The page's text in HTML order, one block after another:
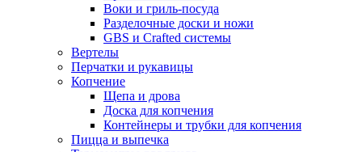
Воки и гриль-посуда
Разделочные доски и ножи
GBS и Crafted системы
Вертелы
Перчатки и рукавицы
Копчение
Щепа и дрова
Доска для копчения
Контейнеры и трубки для копчения
Пицца и выпечка